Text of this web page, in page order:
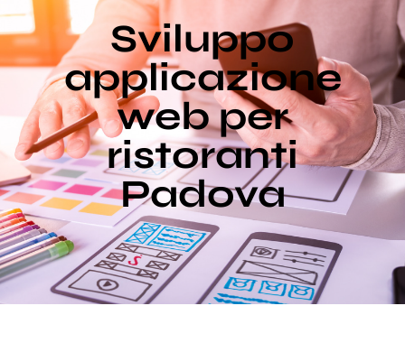
Chi Siamo
Portfolio
Blog
Supporto
Sviluppo
applicazione
web per
ristoranti
Padova